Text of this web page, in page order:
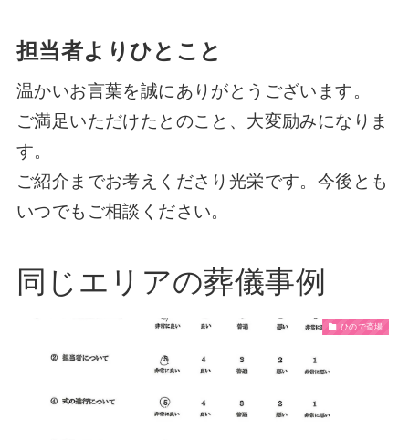
担当者よりひとこと
温かいお言葉を誠にありがとうございます。
ご満足いただけたとのこと、大変励みになりま
す。
ご紹介までお考えくださり光栄です。今後とも
いつでもご相談ください。
同じエリアの葬儀事例
ひので斎場